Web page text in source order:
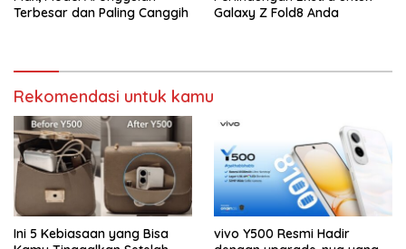
Terbesar dan Paling Canggih
Galaxy Z Fold8 Anda
Rekomendasi untuk kamu
Ini 5 Kebiasaan yang Bisa
vivo Y500 Resmi Hadir